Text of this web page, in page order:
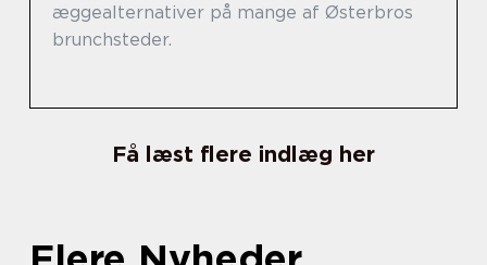
æggealternativer på mange af Østerbros
brunchsteder.
Få læst flere indlæg her